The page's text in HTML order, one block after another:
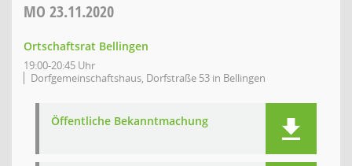
MO 23.11.2020
Ortschaftsrat Bellingen
19:00-20:45 Uhr
Dorfgemeinschaftshaus, Dorfstraße 53 in Bellingen
Öffentliche Bekanntmachung